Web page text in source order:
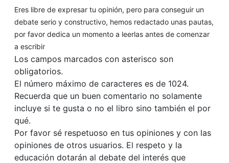
Eres libre de expresar tu opinión, pero para conseguir un
debate serio y constructivo, hemos redactado unas pautas,
por favor dedica un momento a leerlas antes de comenzar
a escribir
Los campos marcados con asterisco son
obligatorios.
El número máximo de caracteres es de 1024.
Recuerda que un buen comentario no solamente
incluye si te gusta o no el libro sino también el por
qué.
Por favor sé respetuoso en tus opiniones y con las
opiniones de otros usuarios. El respeto y la
educación dotarán al debate del interés que